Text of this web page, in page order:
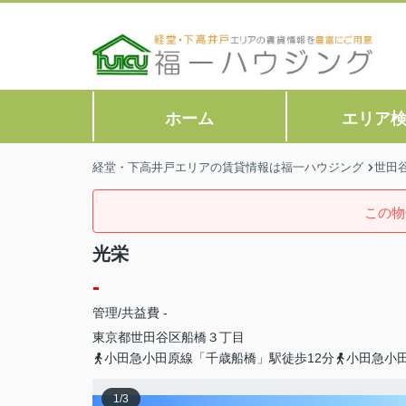
ホーム エリア
経堂・下高井戸エリアの賃貸情報は福一ハウジング 世田
この
光栄
-
管理/共益費 -
東京都世田谷区船橋３丁目
小田急小田原線「千歳船橋」駅徒歩12分
小田急小
1/3